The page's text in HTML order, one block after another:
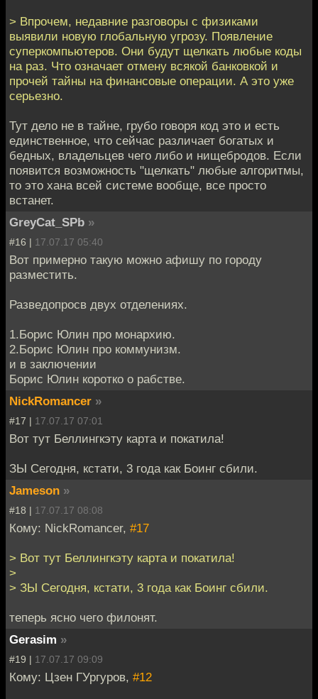
> Впрочем, недавние разговоры с физиками
выявили новую глобальную угрозу. Появление
суперкомпьютеров. Они будут щелкать любые коды
на раз. Что означает отмену всякой банковкой и
прочей тайны на финансовые операции. А это уже
серьезно.
Тут дело не в тайне, грубо говоря код это и есть
единственное, что сейчас различает богатых и
бедных, владельцев чего либо и нищебродов. Если
появится возможность "щелкать" любые алгоритмы,
то это хана всей системе вообще, все просто
встанет.
GreyCat_SPb »
#16 | 17.07.17 05:40
Вот примерно такую можно афишу по городу
разместить.
Разведопросв двух отделениях.
1.Борис Юлин про монархию.
2.Борис Юлин про коммунизм.
и в заключении
Борис Юлин коротко о рабстве.
NickRomancer »
#17 | 17.07.17 07:01
Вот тут Беллингкэту карта и покатила!
ЗЫ Сегодня, кстати, 3 года как Боинг сбили.
Jameson »
#18 | 17.07.17 08:08
Кому: NickRomancer, #17
> Вот тут Беллингкэту карта и покатила!
>
> ЗЫ Сегодня, кстати, 3 года как Боинг сбили.
теперь ясно чего филонят.
Gerasim »
#19 | 17.07.17 09:09
Кому: Цзен ГУргуров, #12